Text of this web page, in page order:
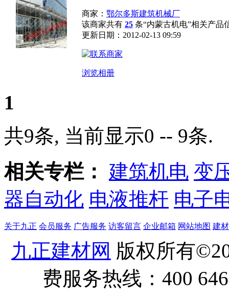
商家： 鄂尔多斯建筑机械厂
该商家共有 25 条“内蒙古机电”相关产品
更新日期：2012-02-13 09:59
浏览相册
1
共9条, 当前显示0 -- 9条.
相关专栏：
建筑机电 变
器自动化 电液推杆 电子
关于九正 会员服务 广告服务 访客留言 企业邮箱 网站地图 建
九正建材网 版权所有
费服务热线：400